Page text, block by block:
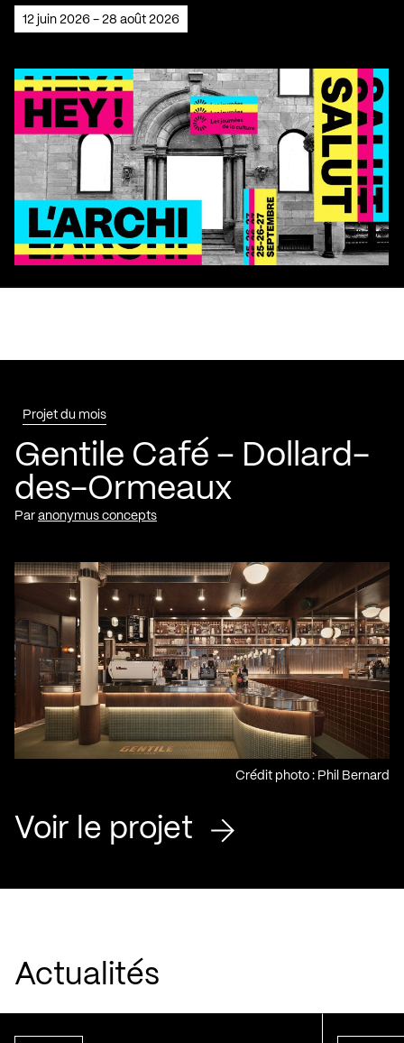
12 juin 2026 - 28 août 2026
Projet du mois
Gentile Café – Dollard-
des-Ormeaux
Par anonymus concepts
Crédit photo : Phil Bernard
Voir le projet
Actualités